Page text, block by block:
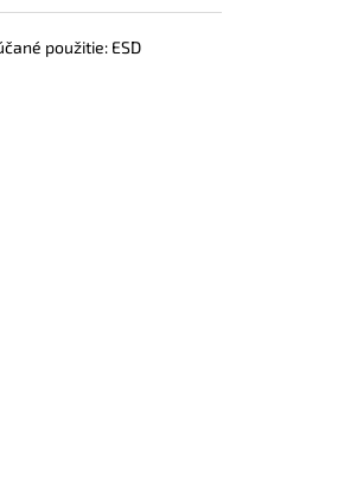
použitie: ESD